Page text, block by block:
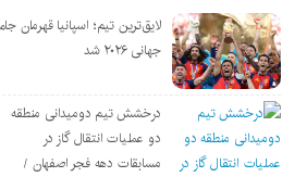
لایق‌ترین تیم؛ اسپانیا قهرمان جام
جهانی ۲۰۲۶ شد
درخشش تیم دومیدانی منطقه
دو عملیات انتقال گاز در
مسابقات دهه فجر اصفهان /